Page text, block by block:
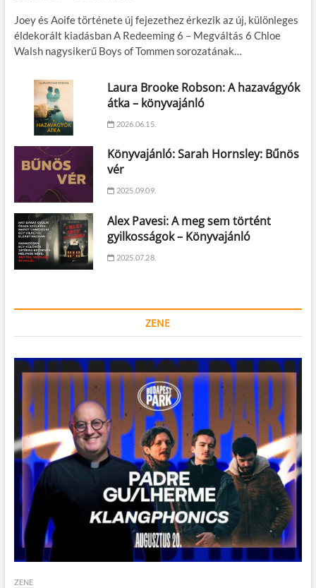
Joey és Aoife története új fejezethez érkezik az új, különleges
éldekorált kiadásban A Redeeming 6 – Megváltás 6 Chloe
Walsh nagysikerű Boys of Tommen sorozatának…
Laura Brooke Robson: A hazavágyók
átka – könyvajánló
2026.06.15.
Könyvajánló: Sarah Hornsley: Bűnös
vér
2025.09.09.
Alex Pavesi: A meg sem történt
gyilkosságok – Könyvajánló
2025.07.28.
ZENE
ZENE